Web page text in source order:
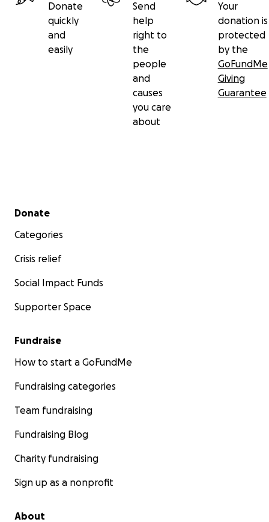
Donate
quickly
and
easily
Send
help
right to
the
people
and
causes
you care
about
Your
donation is
protected
by the
GoFundMe
Giving
Guarantee
Secondary menu
Donate
Categories
Crisis relief
Social Impact Funds
Supporter Space
Fundraise
How to start a GoFundMe
Fundraising categories
Team fundraising
Fundraising Blog
Charity fundraising
Sign up as a nonprofit
About